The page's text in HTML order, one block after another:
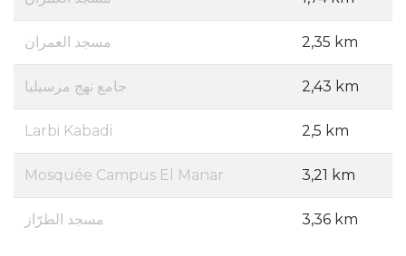
مسجد العمران 2,35 km
جامع نهج مرسيليا 2,43 km
Larbi Kabadi 2,5 km
Mosquée Campus El Manar 3,21 km
مسجد الطرّاز 3,36 km